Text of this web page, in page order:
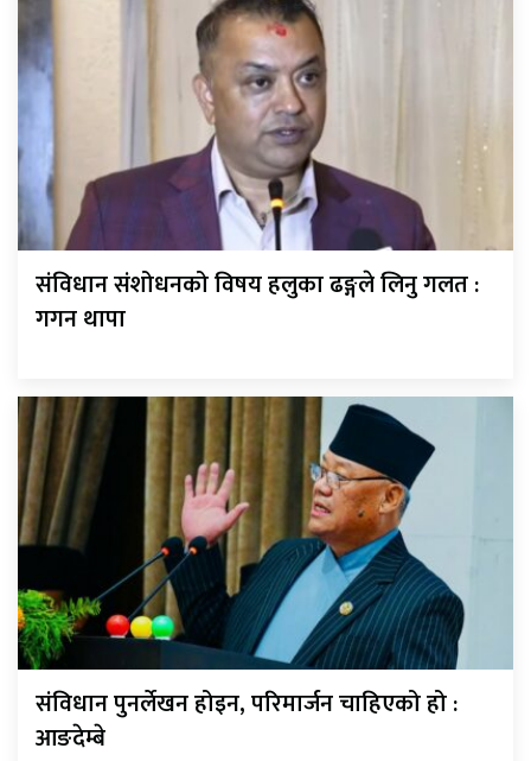
संविधान संशोधनको विषय हलुका ढङ्गले लिनु गलत :
गगन थापा
संविधान पुनर्लेखन होइन, परिमार्जन चाहिएको हो :
आङदेम्बे